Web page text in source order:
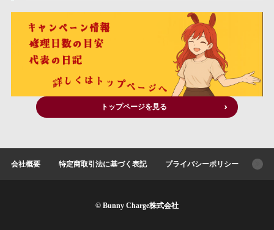
トップページを見る
会社概要 特定商取引法に基づく表記 プライバシーポリシー
© Bunny Charge株式会社